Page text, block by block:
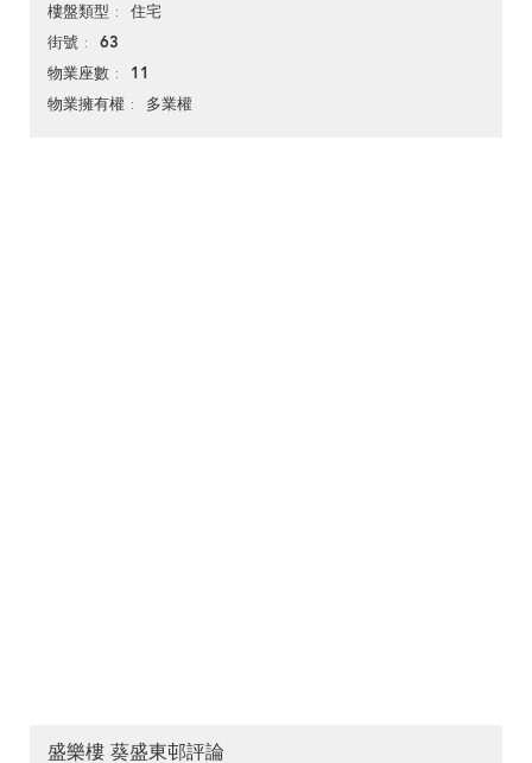
樓盤類型 住宅
街號 63
物業座數 11
物業擁有權 多業權
盛樂樓 葵盛東邨評論